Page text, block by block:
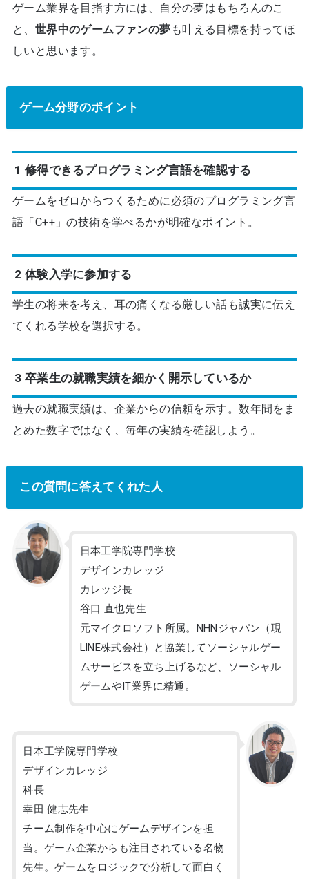
ゲーム業界を目指す方には、自分の夢はもちろんのこ
と、 世界中のゲームファンの夢 も叶える目標を持ってほ
しいと思います。
ゲーム分野のポイント
1 修得できるプログラミング言語を確認する
ゲームをゼロからつくるために必須のプログラミング言
語「C++」の技術を学べるかが明確なポイント。
2 体験入学に参加する
学生の将来を考え、耳の痛くなる厳しい話も誠実に伝え
てくれる学校を選択する。
3 卒業生の就職実績を細かく開示しているか
過去の就職実績は、企業からの信頼を示す。数年間をま
とめた数字ではなく、毎年の実績を確認しよう。
この質問に答えてくれた人
日本工学院専門学校
デザインカレッジ
カレッジ長
谷口 直也先生
元マイクロソフト所属。NHNジャパン（現
LINE株式会社）と協業してソーシャルゲー
ムサービスを立ち上げるなど、ソーシャル
ゲームやIT業界に精通。
日本工学院専門学校
デザインカレッジ
科長
幸田 健志先生
チーム制作を中心にゲームデザインを担
当。ゲーム企業からも注目されている名物
先生。ゲームをロジックで分析して面白く